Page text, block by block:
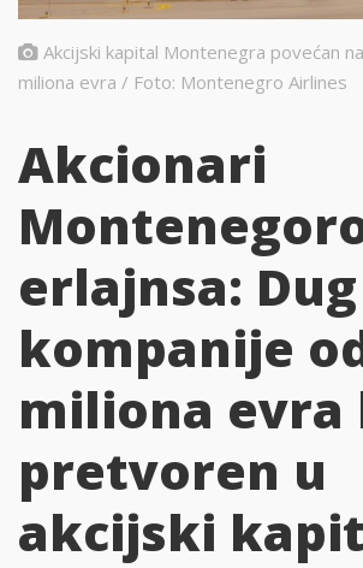
Akcijski kapital Montenegra povećan
miliona evra / Foto: Montenegro Airlines
Akcionari
erlajnsa: Dug
kompanije
miliona evra
pretvoren u
akcijski